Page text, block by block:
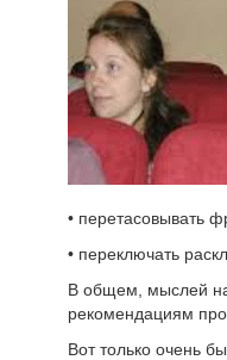
• перетасовывать
• переключать
В общем, мыслей на
рекомендациям
Вот только очень